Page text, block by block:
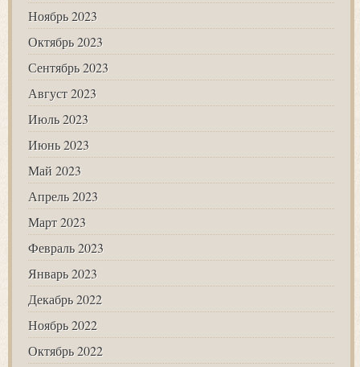
Ноябрь 2023
Октябрь 2023
Сентябрь 2023
Август 2023
Июль 2023
Июнь 2023
Май 2023
Апрель 2023
Март 2023
Февраль 2023
Январь 2023
Декабрь 2022
Ноябрь 2022
Октябрь 2022